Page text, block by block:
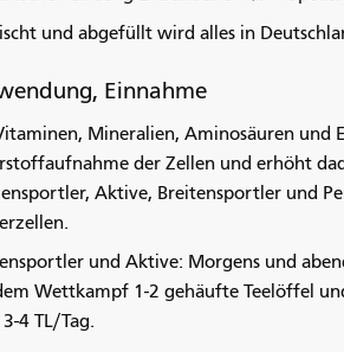
und abgefüllt wird alles in
Einnahme
Mineralien, Aminosäuren und
der Zellen und erhöht
Aktive, Breitensportler und
und Aktive: Morgens und
Wettkampf 1-2 gehäufte Teelöffel
4 TL/Tag.